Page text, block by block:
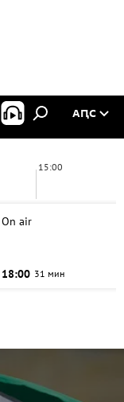
АԤС
15:00
On air
18:00 31 мин